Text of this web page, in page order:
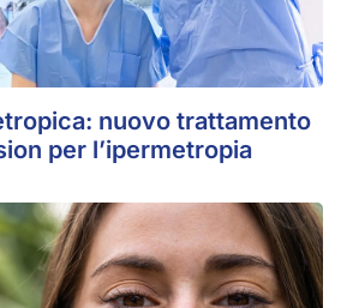
nuovo trattamento
per l’ipermetropia